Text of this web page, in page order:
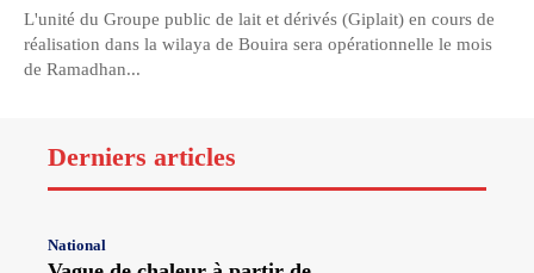
L'unité du Groupe public de lait et dérivés (Giplait) en cours de
réalisation dans la wilaya de Bouira sera opérationnelle le mois
de Ramadhan...
Derniers articles
National